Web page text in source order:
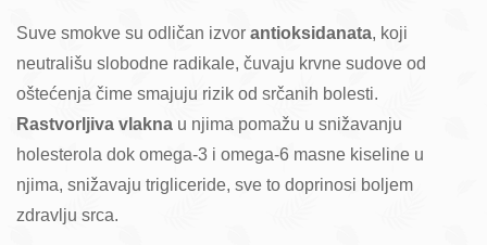
Suve smokve su odličan izvor antioksidanata, koji
neutrališu slobodne radikale, čuvaju krvne sudove od
oštećenja čime smajuju rizik od srčanih bolesti.
Rastvorljiva vlakna u njima pomažu u snižavanju
holesterola dok omega-3 i omega-6 masne kiseline u
njima, snižavaju trigliceride, sve to doprinosi boljem
zdravlju srca.